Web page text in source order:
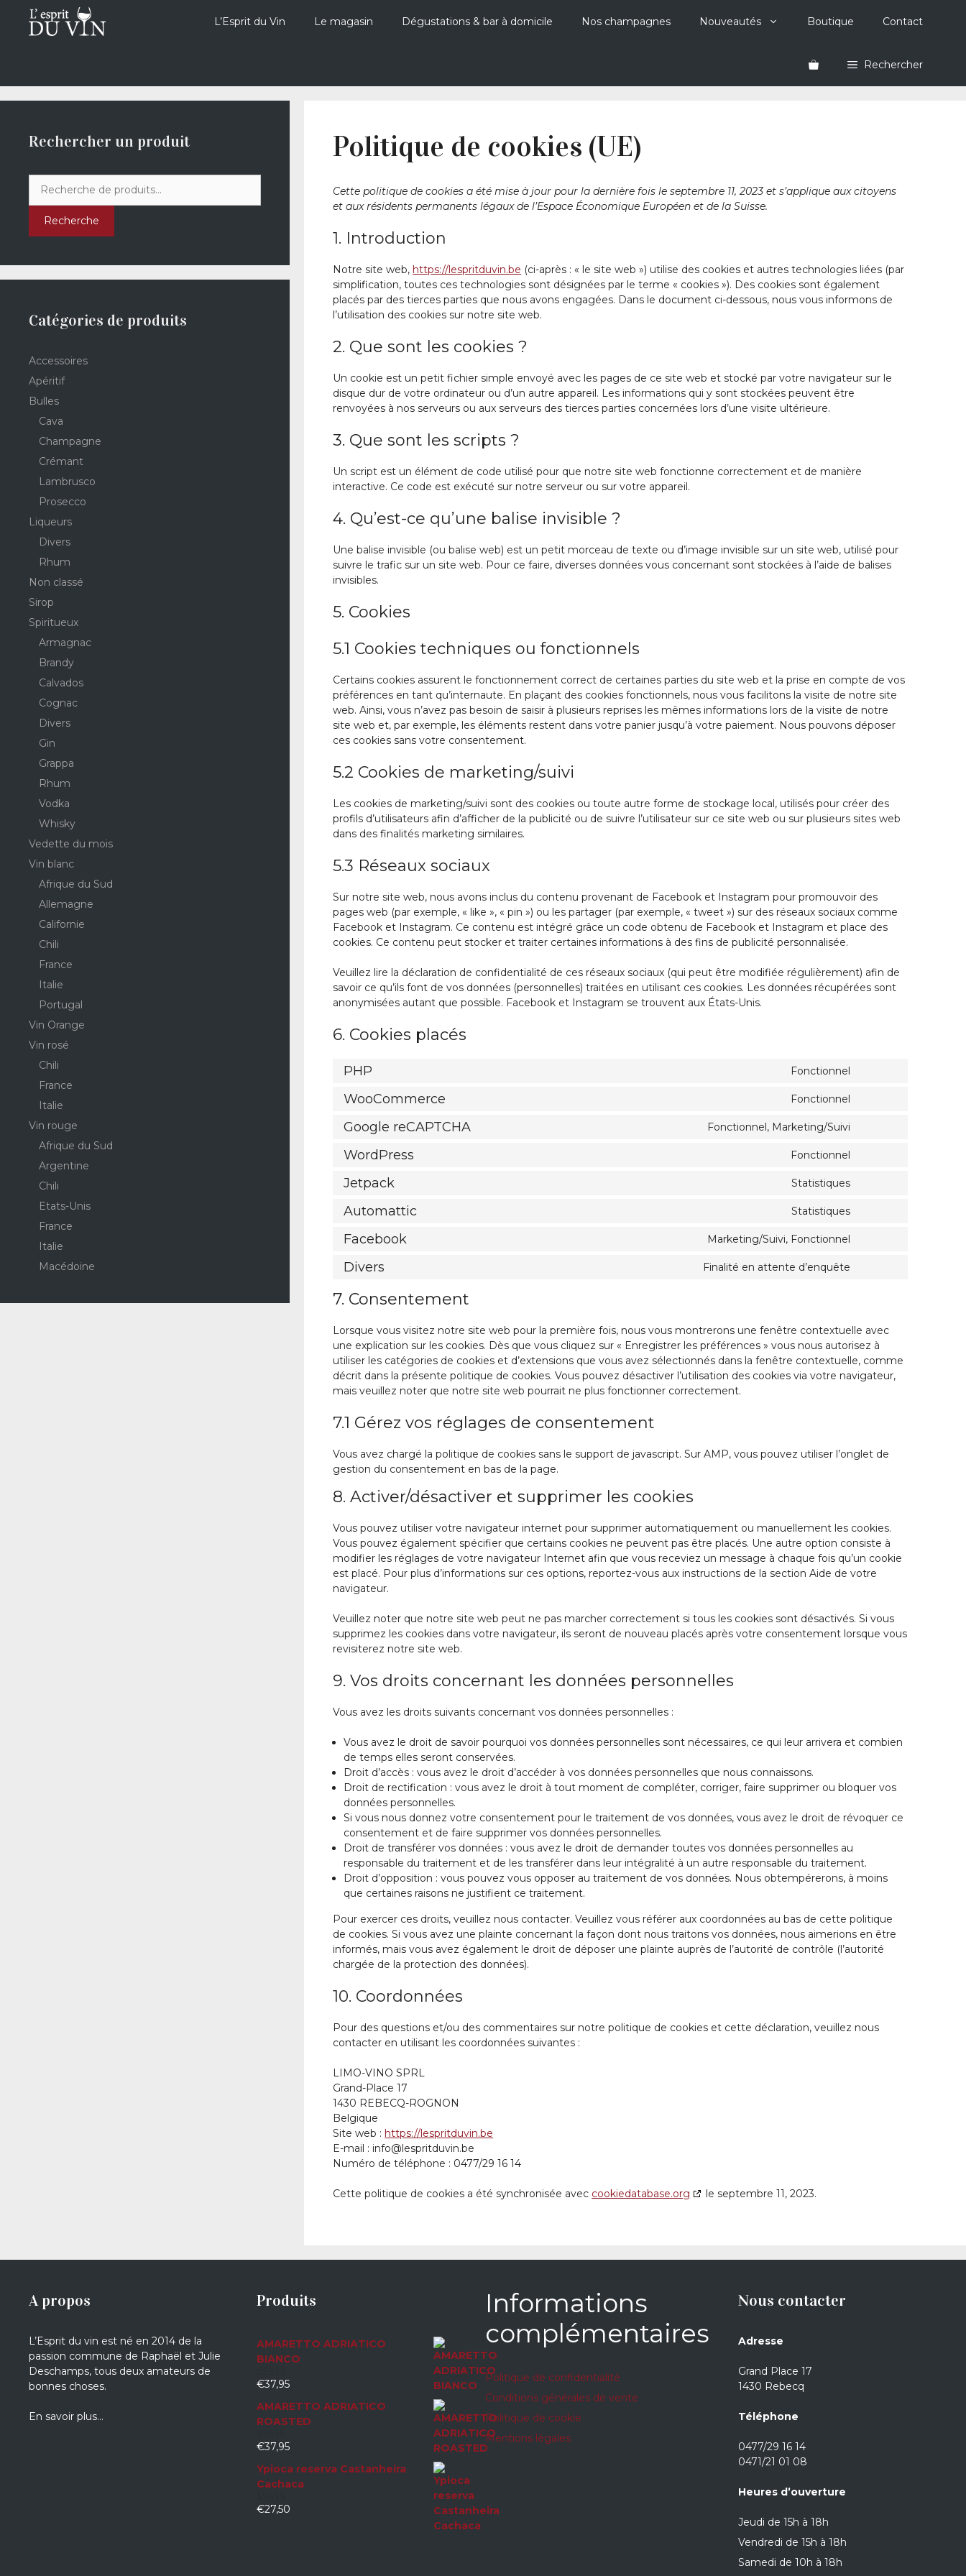
contenu
L’Esprit du Vin Le magasin Dégustations & bar à domicile Nos champagnes Nouveautés Boutique Contact
Rechercher
Politique de cookies (UE)
Cette politique de cookies a été mise à jour pour la dernière fois le septembre 11, 2023 et s’applique aux citoyens
et aux résidents permanents légaux de l’Espace Économique Européen et de la Suisse.
1. Introduction
Notre site web, https://lespritduvin.be (ci-après : « le site web ») utilise des cookies et autres technologies liées (par
simplification, toutes ces technologies sont désignées par le terme « cookies »). Des cookies sont également
placés par des tierces parties que nous avons engagées. Dans le document ci-dessous, nous vous informons de
l’utilisation des cookies sur notre site web.
2. Que sont les cookies ?
Un cookie est un petit fichier simple envoyé avec les pages de ce site web et stocké par votre navigateur sur le
disque dur de votre ordinateur ou d’un autre appareil. Les informations qui y sont stockées peuvent être
renvoyées à nos serveurs ou aux serveurs des tierces parties concernées lors d’une visite ultérieure.
3. Que sont les scripts ?
Un script est un élément de code utilisé pour que notre site web fonctionne correctement et de manière
interactive. Ce code est exécuté sur notre serveur ou sur votre appareil.
4. Qu’est-ce qu’une balise invisible ?
Une balise invisible (ou balise web) est un petit morceau de texte ou d’image invisible sur un site web, utilisé pour
suivre le trafic sur un site web. Pour ce faire, diverses données vous concernant sont stockées à l’aide de balises
invisibles.
5. Cookies
5.1 Cookies techniques ou fonctionnels
Certains cookies assurent le fonctionnement correct de certaines parties du site web et la prise en compte de vos
préférences en tant qu’internaute. En plaçant des cookies fonctionnels, nous vous facilitons la visite de notre site
web. Ainsi, vous n’avez pas besoin de saisir à plusieurs reprises les mêmes informations lors de la visite de notre
site web et, par exemple, les éléments restent dans votre panier jusqu’à votre paiement. Nous pouvons déposer
ces cookies sans votre consentement.
5.2 Cookies de marketing/suivi
Les cookies de marketing/suivi sont des cookies ou toute autre forme de stockage local, utilisés pour créer des
profils d’utilisateurs afin d’afficher de la publicité ou de suivre l’utilisateur sur ce site web ou sur plusieurs sites web
dans des finalités marketing similaires.
5.3 Réseaux sociaux
Sur notre site web, nous avons inclus du contenu provenant de Facebook et Instagram pour promouvoir des
pages web (par exemple, « like », « pin ») ou les partager (par exemple, « tweet ») sur des réseaux sociaux comme
Facebook et Instagram. Ce contenu est intégré grâce un code obtenu de Facebook et Instagram et place des
cookies. Ce contenu peut stocker et traiter certaines informations à des fins de publicité personnalisée.
Veuillez lire la déclaration de confidentialité de ces réseaux sociaux (qui peut être modifiée régulièrement) afin de
savoir ce qu’ils font de vos données (personnelles) traitées en utilisant ces cookies. Les données récupérées sont
anonymisées autant que possible. Facebook et Instagram se trouvent aux États-Unis.
6. Cookies placés
PHP Fonctionnel
WooCommerce Fonctionnel
Google reCAPTCHA Fonctionnel, Marketing/Suivi
WordPress Fonctionnel
Jetpack Statistiques
Automattic Statistiques
Facebook Marketing/Suivi, Fonctionnel
Divers Finalité en attente d’enquête
7. Consentement
Lorsque vous visitez notre site web pour la première fois, nous vous montrerons une fenêtre contextuelle avec
une explication sur les cookies. Dès que vous cliquez sur « Enregistrer les préférences » vous nous autorisez à
utiliser les catégories de cookies et d’extensions que vous avez sélectionnés dans la fenêtre contextuelle, comme
décrit dans la présente politique de cookies. Vous pouvez désactiver l’utilisation des cookies via votre navigateur,
mais veuillez noter que notre site web pourrait ne plus fonctionner correctement.
7.1 Gérez vos réglages de consentement
Vous avez chargé la politique de cookies sans le support de javascript. Sur AMP, vous pouvez utiliser l’onglet de
gestion du consentement en bas de la page.
8. Activer/désactiver et supprimer les cookies
Vous pouvez utiliser votre navigateur internet pour supprimer automatiquement ou manuellement les cookies.
Vous pouvez également spécifier que certains cookies ne peuvent pas être placés. Une autre option consiste à
modifier les réglages de votre navigateur Internet afin que vous receviez un message à chaque fois qu’un cookie
est placé. Pour plus d’informations sur ces options, reportez-vous aux instructions de la section Aide de votre
navigateur.
Veuillez noter que notre site web peut ne pas marcher correctement si tous les cookies sont désactivés. Si vous
supprimez les cookies dans votre navigateur, ils seront de nouveau placés après votre consentement lorsque vous
revisiterez notre site web.
9. Vos droits concernant les données personnelles
Vous avez les droits suivants concernant vos données personnelles :
Vous avez le droit de savoir pourquoi vos données personnelles sont nécessaires, ce qui leur arrivera et combien
de temps elles seront conservées.
Droit d’accès : vous avez le droit d’accéder à vos données personnelles que nous connaissons.
Droit de rectification : vous avez le droit à tout moment de compléter, corriger, faire supprimer ou bloquer vos
données personnelles.
Si vous nous donnez votre consentement pour le traitement de vos données, vous avez le droit de révoquer ce
consentement et de faire supprimer vos données personnelles.
Droit de transférer vos données : vous avez le droit de demander toutes vos données personnelles au
responsable du traitement et de les transférer dans leur intégralité à un autre responsable du traitement.
Droit d’opposition : vous pouvez vous opposer au traitement de vos données. Nous obtempérerons, à moins
que certaines raisons ne justifient ce traitement.
Pour exercer ces droits, veuillez nous contacter. Veuillez vous référer aux coordonnées au bas de cette politique
de cookies. Si vous avez une plainte concernant la façon dont nous traitons vos données, nous aimerions en être
informés, mais vous avez également le droit de déposer une plainte auprès de l’autorité de contrôle (l’autorité
chargée de la protection des données).
10. Coordonnées
Pour des questions et/ou des commentaires sur notre politique de cookies et cette déclaration, veuillez nous
contacter en utilisant les coordonnées suivantes :
LIMO-VINO SPRL
Grand-Place 17
1430 REBECQ-ROGNON
Belgique
Site web : https://lespritduvin.be
E-mail : info@lespritduvin.be
Numéro de téléphone : 0477/29 16 14
Cette politique de cookies a été synchronisée avec cookiedatabase.org le septembre 11, 2023.
Rechercher un produit
pour :
Recherche
Catégories de produits
Accessoires
Apéritif
Bulles
Cava
Champagne
Crémant
Lambrusco
Prosecco
Liqueurs
Divers
Rhum
Non classé
Sirop
Spiritueux
Armagnac
Brandy
Calvados
Cognac
Divers
Gin
Grappa
Rhum
Vodka
Whisky
Vedette du mois
Vin blanc
Afrique du Sud
Allemagne
Californie
Chili
France
Italie
Portugal
Vin Orange
Vin rosé
Chili
France
Italie
Vin rouge
Afrique du Sud
Argentine
Chili
Etats-Unis
France
Italie
Macédoine
A propos
L’Esprit du vin est né en 2014 de la
passion commune de Raphaël et Julie
Deschamps, tous deux amateurs de
bonnes choses.
En savoir plus…
Produits
AMARETTO ADRIATICO
BIANCO
0
5
€37,95
AMARETTO ADRIATICO
ROASTED
0
5
€37,95
Ypioca reserva Castanheira
Cachaca
0
€27,50
Informations
complémentaires
Politique de confidentialité
Conditions générales de vente
Politique de cookie
Mentions légales
Nous contacter
Adresse
Grand Place 17
1430 Rebecq
Téléphone
0477/29 16 14
0471/21 01 08
Heures d’ouverture
Jeudi de 15h à 18h
Vendredi de 15h à 18h
Samedi de 10h à 18h